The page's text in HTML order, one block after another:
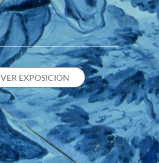
VER EXPOSICIÓN